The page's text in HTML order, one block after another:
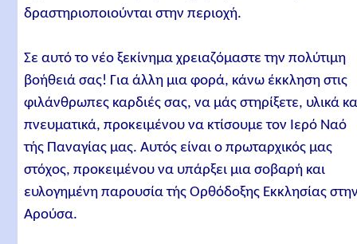
δραστηριοποιούνται στην περιοχή.
Σε αυτό το νέο ξεκίνημα χρειαζόμαστε την πολύτιμη
βοήθειά σας! Για άλλη μια φορά, κάνω έκκληση στις
φιλάνθρωπες καρδιές σας, να μάς στηρίξετε, υλικά
πνευματικά, προκειμένου να κτίσουμε τον Ιερό Ναό
τής Παναγίας μας. Αυτός είναι ο πρωταρχικός μας
στόχος, προκειμένου να υπάρξει μια σοβαρή και
ευλογημένη παρουσία τής Ορθόδοξης Εκκλησίας
Αρούσα.